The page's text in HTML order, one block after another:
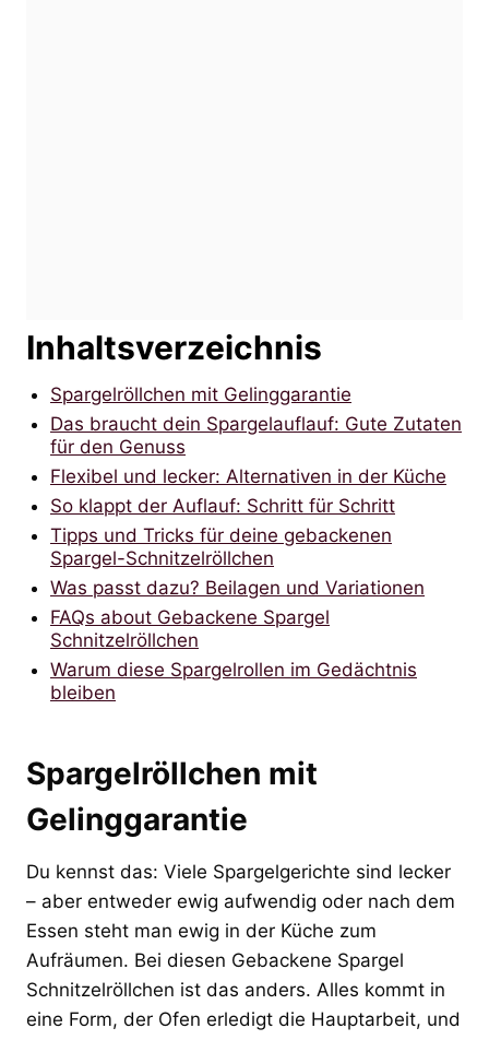
Inhaltsverzeichnis
Spargelröllchen mit Gelinggarantie
Das braucht dein Spargelauflauf: Gute Zutaten
für den Genuss
Flexibel und lecker: Alternativen in der Küche
So klappt der Auflauf: Schritt für Schritt
Tipps und Tricks für deine gebackenen
Spargel-Schnitzelröllchen
Was passt dazu? Beilagen und Variationen
FAQs about Gebackene Spargel
Schnitzelröllchen
Warum diese Spargelrollen im Gedächtnis
bleiben
Spargelröllchen mit
Gelinggarantie
Du kennst das: Viele Spargelgerichte sind lecker
– aber entweder ewig aufwendig oder nach dem
Essen steht man ewig in der Küche zum
Aufräumen. Bei diesen Gebackene Spargel
Schnitzelröllchen ist das anders. Alles kommt in
eine Form, der Ofen erledigt die Hauptarbeit, und